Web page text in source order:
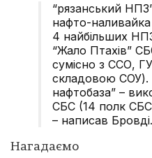
“рязанський
нафто-наливайка
4 найбільших
“Жало Птахів”
сумісно з ССО,
складовою СОУ).
нафтобаза” –
СБС (14 полк
– написав Бровді.
Нагадаємо